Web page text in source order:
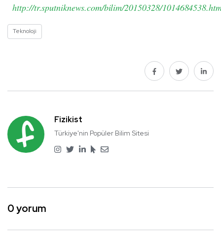
http://tr.sputniknews.com/bilim/20150328/
Teknoloji
Fizikist
Türkiye'nin Popüler Bilim Sitesi
0 yorum